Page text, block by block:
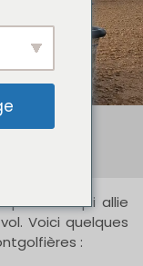
qui allie
Voici quelques
: